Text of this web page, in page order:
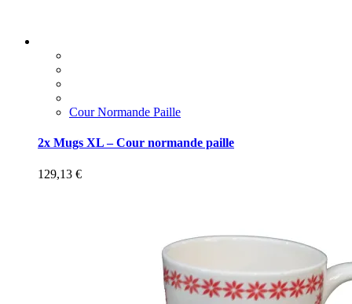
Cour Normande Paille
2x Mugs XL – Cour normande paille
129,13 €